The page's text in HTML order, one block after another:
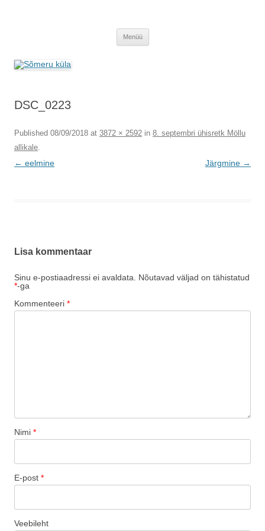
Menüü
DSC_0223
Published 08/09/2018 at 3872 × 2592 in 8. septembri ühisretk Möllu
allikale.
← eelmine Järgmine →
Lisa kommentaar
Sinu e-postiaadressi ei avaldata.
Nõutavad väljad on tähistatud
*-ga
Kommenteeri *
Nimi *
E-post *
Veebileht